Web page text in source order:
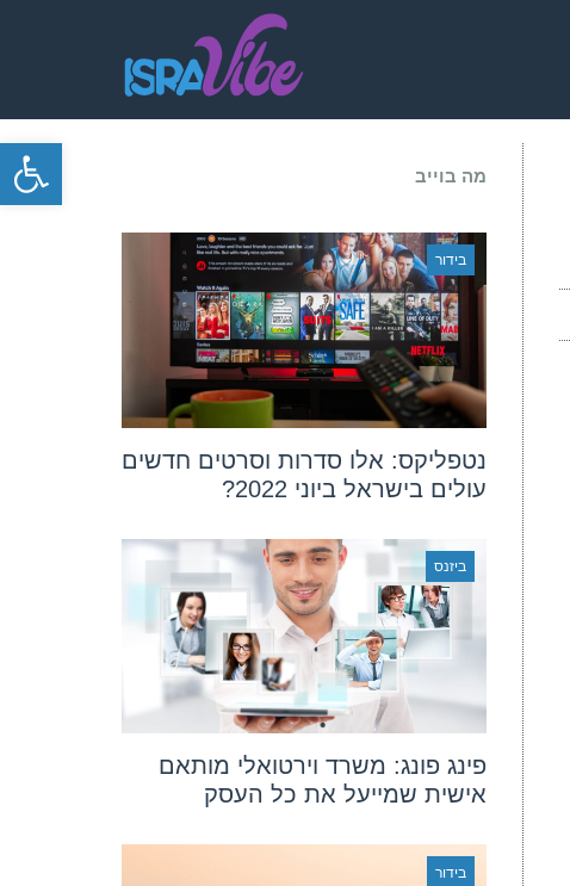
מה בוייב
בידור
נטפליקס: אלו סדרות וסרטים חדשים
עולים בישראל ביוני 2022?
ביזנס
פינג פונג: משרד וירטואלי מותאם
אישית שמייעל את כל העסק
בידור
פתח